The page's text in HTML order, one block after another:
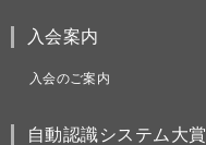
入会案内
入会のご案内
自動認識システム大賞